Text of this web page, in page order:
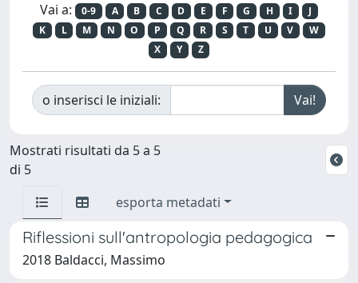
Vai a: 0-9 A B C D E F G H I
J
K
L M N O P Q R S T U V
W
X
Y Z
o inserisci le iniziali:
Mostrati risultati da 5 a 5
di 5
esporta metadati
Riflessioni sull'antropologia pedagogica
2018 Baldacci, Massimo